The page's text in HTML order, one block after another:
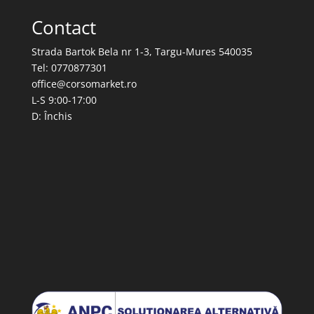
Contact
Strada Bartok Bela nr 1-3, Targu-Mures 540035
Tel: 0770877301
office@corsomarket.ro
L-S 9:00-17:00
D: Închis